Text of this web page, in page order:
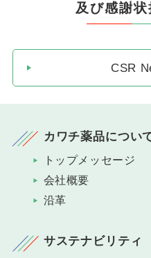
及び感謝
CSR
カワチ薬品につい
トップメッセージ
会社概要
沿革
サステナビリティ